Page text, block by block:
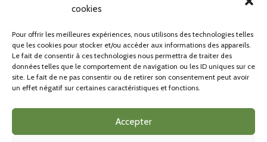
cookies
Pour offrir les meilleures expériences, nous utilisons des technologies telles
que les cookies pour stocker et/ou accéder aux informations des appareils.
Le fait de consentir à ces technologies nous permettra de traiter des
données telles que le comportement de navigation ou les ID uniques sur ce
site. Le fait de ne pas consentir ou de retirer son consentement peut avoir
un effet négatif sur certaines caractéristiques et fonctions.
Accepter